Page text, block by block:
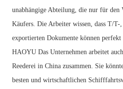
unabhängige Abteilung, die nur für den
Käufers. Die Arbeiter wissen, dass T/
exportierten Dokumente können perfekt
HAOYU Das Unternehmen arbeitet
Reederei in China zusammen. Sie
besten und wirtschaftlichen